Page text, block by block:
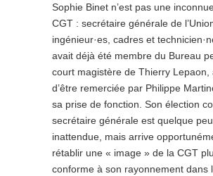
Sophie Binet n’est pas une
CGT : secrétaire générale de
ingénieur·es, cadres et
avait déjà été membre du Bureau
court magistère de Thierry Lepaon,
d’être remerciée par Philippe
sa prise de fonction. Son élection
secrétaire générale est quelque peu
inattendue, mais arrive
rétablir une « image » de la CGT
conforme à son rayonnement dans